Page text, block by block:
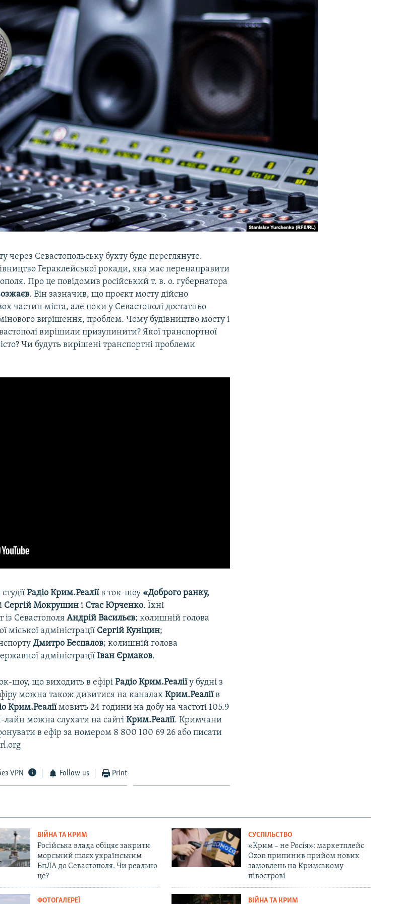
через Севастопольську бухту буде переглянуте.
Гераклейської рокади, яка має перенаправити
Про це повідомив російський т. в. о. губернатора
. Він зазначив, що проєкт мосту дійсно
частин міста, але поки у Севастополі достатньо
вирішення, проблем. Чому будівництво мосту і
вирішили призупинити? Якої транспортної
Чи будуть вирішені транспортні проблеми
Радіо Крим.Реаліїв ток-шоу «Доброго ранку,
Сергій Мокрушин і Стас Юрченко. Їхні
із СевастополяАндрій Васильєв; колишній голова
міської адміністрації Сергій Куніцин;
Дмитро Беспалов; колишній голова
адміністраціїІван Єрмаков.
шоу, що виходить в ефірі Радіо Крим.Реаліїу будні з
можна також дивитися на каналахКрим.Реаліїв
Крим.Реаліїмовить 24 години на добу на частоті 105.9
можна слухати на сайтіКрим.Реалії. Кримчани
в ефір за номером 8 800 100 69 26 або писати
VPN Follow us Print
ВІЙНА ТА КРИМ
Російська влада обіцяє закрити
морський шлях українським
БпЛА до Севастополя. Чи реально
це?
СУСПІЛЬСТВО
«Крим – не Росія»: маркетплейс
Ozon припинив прийом нових
замовлень на Кримському
півострові
ФОТОГАЛЕРЕЇ ВІЙНА ТА КРИМ